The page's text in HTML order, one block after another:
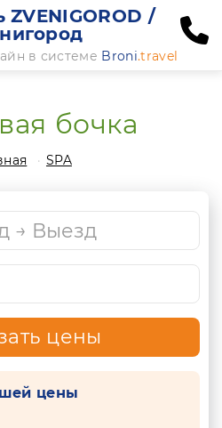
ZVENIGOROD /
в системе Broni.travel
бочка
SPA
цены
цены